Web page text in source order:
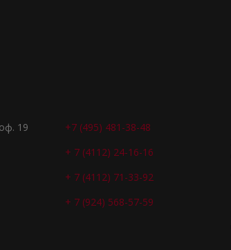
19
+7 (495) 481-38-48
+ 7 (4112) 24-16-16
+ 7 (4112) 71-33-92
+ 7 (924) 568-57-59